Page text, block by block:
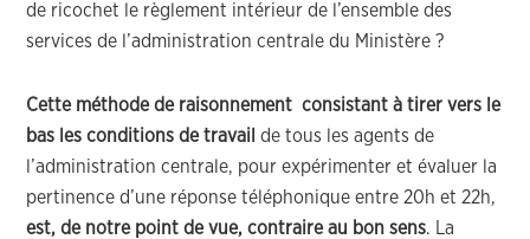
de ricochet le règlement intérieur de l’ensemble des
services de l’administration centrale du Ministère ?
Cette méthode de raisonnement consistant à tirer vers le
bas les conditions de travail de tous les agents de
l’administration centrale, pour expérimenter et évaluer la
pertinence d’une réponse téléphonique entre 20h et 22h,
est, de notre point de vue, contraire au bon sens. La